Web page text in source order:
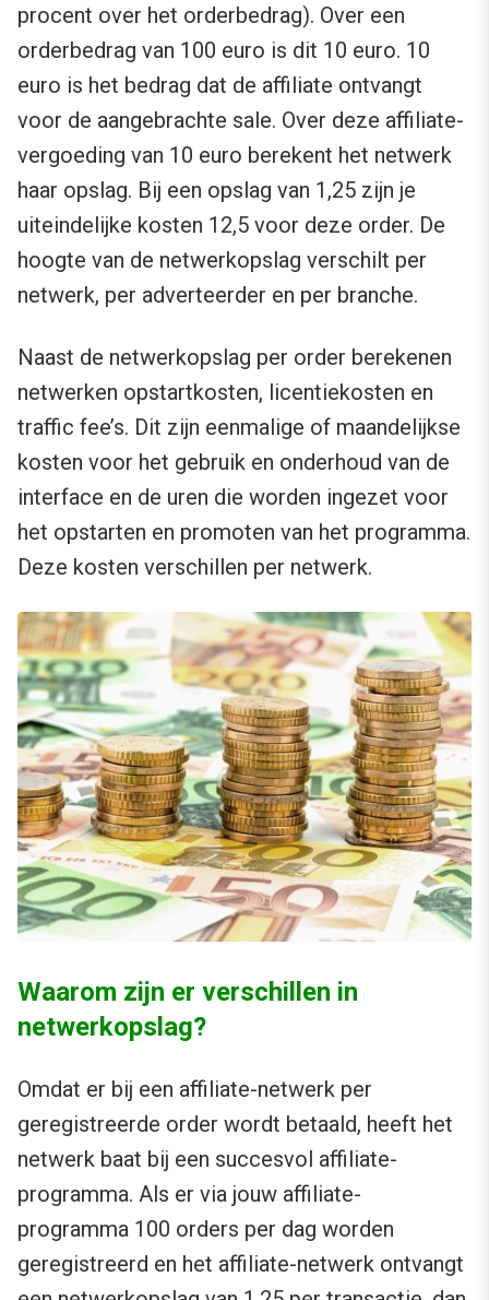
procent over het orderbedrag). Over een
orderbedrag van 100 euro is dit 10 euro. 10
euro is het bedrag dat de affiliate ontvangt
voor de aangebrachte sale. Over deze affiliate-
vergoeding van 10 euro berekent het netwerk
haar opslag. Bij een opslag van 1,25 zijn je
uiteindelijke kosten 12,5 voor deze order. De
hoogte van de netwerkopslag verschilt per
netwerk, per adverteerder en per branche.
Naast de netwerkopslag per order berekenen
netwerken opstartkosten, licentiekosten en
traffic fee’s. Dit zijn eenmalige of maandelijkse
kosten voor het gebruik en onderhoud van de
interface en de uren die worden ingezet voor
het opstarten en promoten van het programma.
Deze kosten verschillen per netwerk.
Waarom zijn er verschillen in
netwerkopslag?
Omdat er bij een affiliate-netwerk per
geregistreerde order wordt betaald, heeft het
netwerk baat bij een succesvol affiliate-
programma. Als er via jouw affiliate-
programma 100 orders per dag worden
geregistreerd en het affiliate-netwerk ontvangt